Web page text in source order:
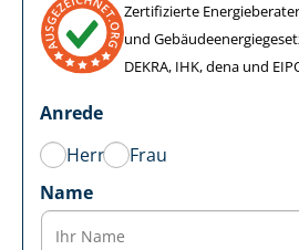
Zertifizierte
und
DEKRA, IHK, dena und
Anrede
Herr
Frau
Name